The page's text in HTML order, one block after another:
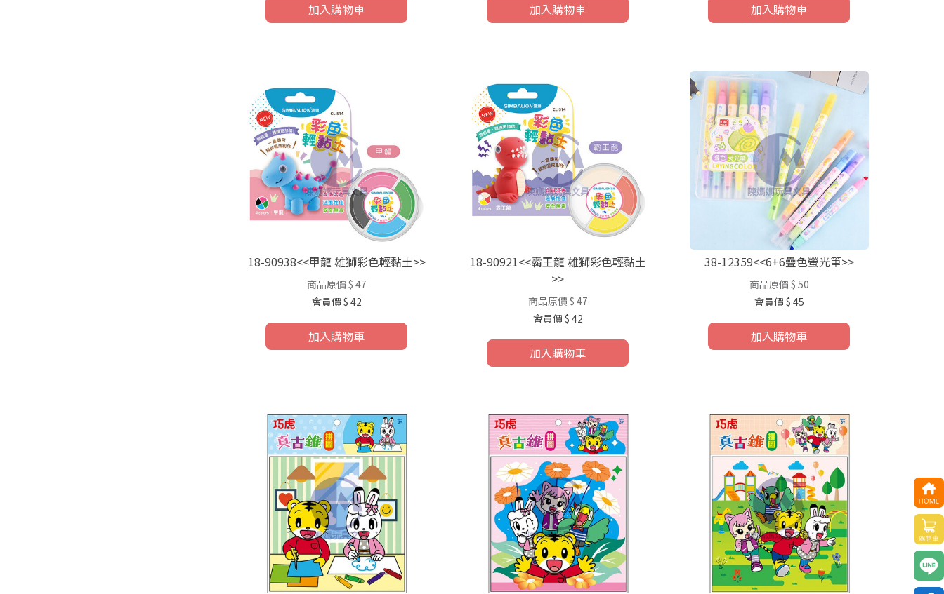
加入購物車 加入購物車 加入購物車
18-90938<<甲龍 雄獅彩色輕黏土>>
商品原價 $ 47
會員價 $ 42
加入購物車
18-90921<<霸王龍 雄獅彩色輕黏土
>>
商品原價 $ 47
會員價 $ 42
加入購物車
38-12359<<6+6疊色螢光筆>>
商品原價 $ 50
會員價 $ 45
加入購物車